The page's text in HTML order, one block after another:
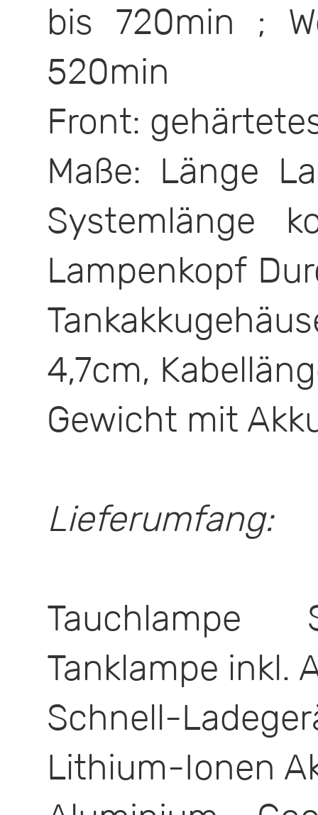
bis 720min ;
520min
Front:
Maße: Länge
Systemlänge
Lampenkopf
4,7cm,
Gewicht mit
Lieferumfang:
Tanklampe inkl.
Schnell-
Lithium-Ionen